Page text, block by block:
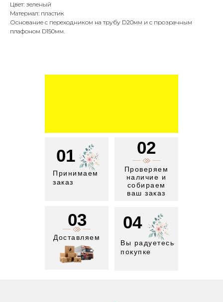
Цвет: зеленый
Материал: пластик
Основание с переходником на трубу D20мм и с прозрачным
плафоном D150мм.
01
Принимаем
заказ
02
Проверяем
наличие и
собираем
ваш заказ
03
Доставляем
04
Вы радуетесь
покупке